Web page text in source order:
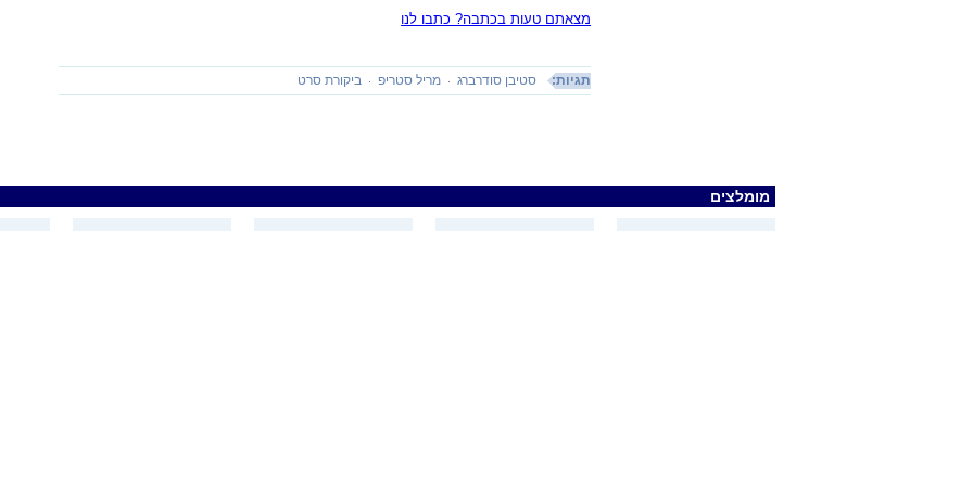
מצאתם טעות בכתבה? כתבו לנו
תגיות: סטיבן סודרברג מריל סטריפ ביקורת סרט
מומלצים